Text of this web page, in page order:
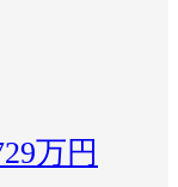
万円